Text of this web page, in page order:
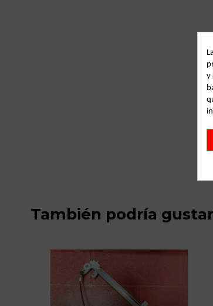
También podría
y